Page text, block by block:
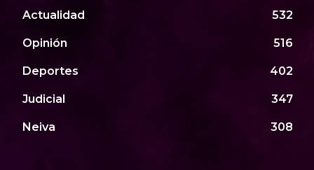
Actualidad 532
Opinión 516
Deportes 402
Judicial 347
Neiva 308